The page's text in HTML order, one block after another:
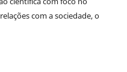
com a sociedade, o